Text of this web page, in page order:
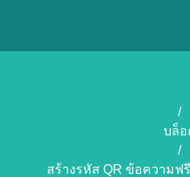
/
บล็อ
/
สร้างรหัส QR ข้อความฟ